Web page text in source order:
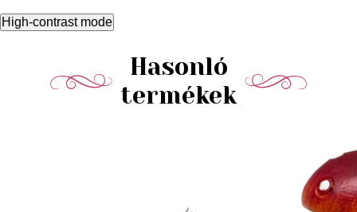
High-contrast mode
Hasonló
termékek